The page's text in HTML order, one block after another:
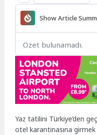
Show Article
Özet bulunamadı.
Yaz tatilini Türkiye’den
otel karantinasına